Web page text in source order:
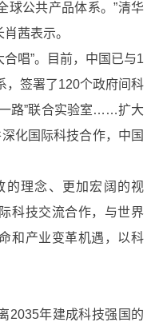
球公共产品体系。”清华
茜表示。
唱”。目前，中国已与1
，签署了120个政府间科
路”联合实验室……扩大
化国际科技合作，中国
理念、更加宏阔的视
科技交流合作，与世界
和产业变革机遇，以科
年建成科技强国的